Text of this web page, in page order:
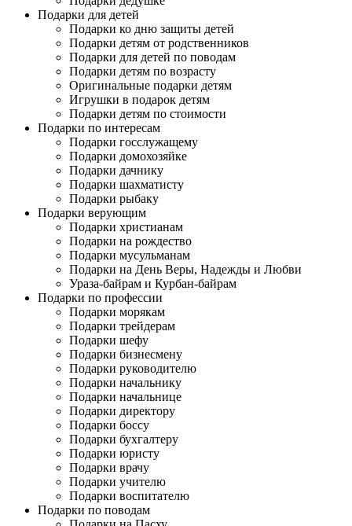
Подарки для детей
Подарки ко дню защиты детей
Подарки детям от родственников
Подарки для детей по поводам
Подарки детям по возрасту
Оригинальные подарки детям
Игрушки в подарок детям
Подарки детям по стоимости
Подарки по интересам
Подарки госслужащему
Подарки домохозяйке
Подарки дачнику
Подарки шахматисту
Подарки рыбаку
Подарки верующим
Подарки христианам
Подарки на рождество
Подарки мусульманам
Подарки на День Веры, Надежды и Любви
Ураза-байрам и Курбан-байрам
Подарки по профессии
Подарки морякам
Подарки трейдерам
Подарки шефу
Подарки бизнесмену
Подарки руководителю
Подарки начальнику
Подарки начальнице
Подарки директору
Подарки боссу
Подарки бухгалтеру
Подарки юристу
Подарки врачу
Подарки учителю
Подарки воспитателю
Подарки по поводам